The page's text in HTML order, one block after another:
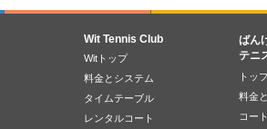
Wit Tennis Club
Witトップ
料金とシステム
タイムテーブル
レンタルコート
ばん
テニ
トッ
料金
コー